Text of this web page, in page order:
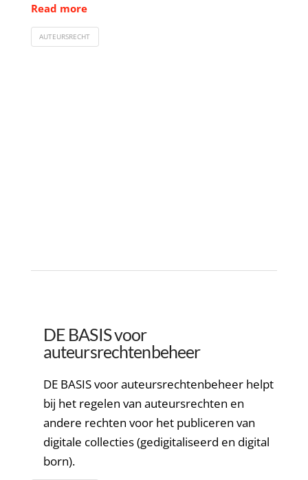
Read more
AUTEURSRECHT
DE BASIS voor
auteursrechtenbeheer
DE BASIS voor auteursrechtenbeheer helpt
bij het regelen van auteursrechten en
andere rechten voor het publiceren van
digitale collecties (gedigitaliseerd en digital
born).